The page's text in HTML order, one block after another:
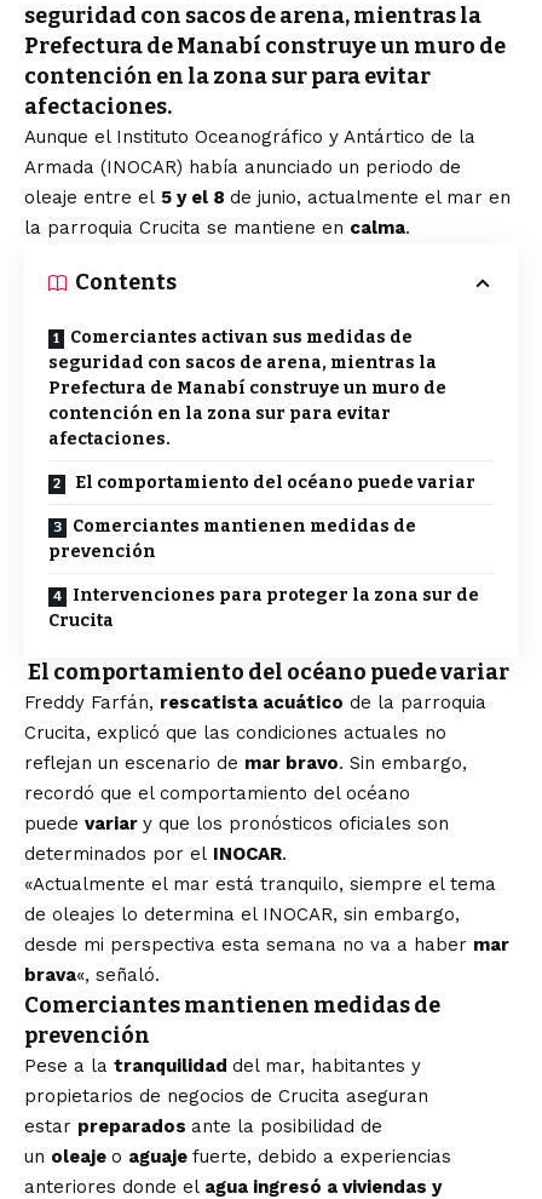
seguridad con sacos de arena, mientras la
Prefectura de Manabí construye un muro de
contención en la zona sur para evitar
afectaciones.
Aunque el Instituto Oceanográfico y Antártico de la
Armada (INOCAR) había anunciado un periodo de
oleaje entre el 5 y el 8 de junio, actualmente el mar en
la parroquia Crucita se mantiene en calma.
Contents
Comerciantes activan sus medidas de
seguridad con sacos de arena, mientras la
Prefectura de Manabí construye un muro de
contención en la zona sur para evitar
afectaciones.
El comportamiento del océano puede variar
Comerciantes mantienen medidas de
prevención
Intervenciones para proteger la zona sur de
Crucita
El comportamiento del océano puede variar
Freddy Farfán, rescatista acuático de la parroquia
Crucita, explicó que las condiciones actuales no
reflejan un escenario de mar bravo. Sin embargo,
recordó que el comportamiento del océano
puede variar y que los pronósticos oficiales son
determinados por el INOCAR.
«Actualmente el mar está tranquilo, siempre el tema
de oleajes lo determina el INOCAR, sin embargo,
desde mi perspectiva esta semana no va a haber mar
brava«, señaló.
Comerciantes mantienen medidas de
prevención
Pese a la tranquilidad del mar, habitantes y
propietarios de negocios de Crucita aseguran
estar preparados ante la posibilidad de
un oleaje o aguaje fuerte, debido a experiencias
anteriores donde el agua ingresó a viviendas y